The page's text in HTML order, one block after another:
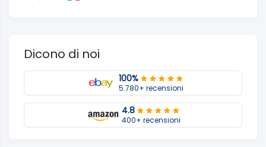
Dicono di noi
100%
5.780+ recensioni
4.8
400+ recensioni